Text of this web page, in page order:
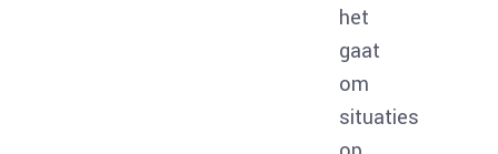
het
gaat
om
situaties